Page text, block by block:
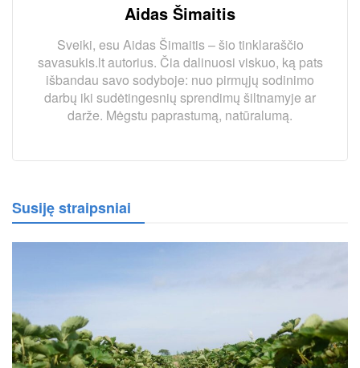
Aidas Šimaitis
Sveiki, esu Aidas Šimaitis – šio tinklaraščio
savasukis.lt autorius. Čia dalinuosi viskuo, ką pats
išbandau savo sodyboje: nuo pirmųjų sodinimo
darbų iki sudėtingesnių sprendimų šiltnamyje ar
darže. Mėgstu paprastumą, natūralumą.
Susiję straipsniai